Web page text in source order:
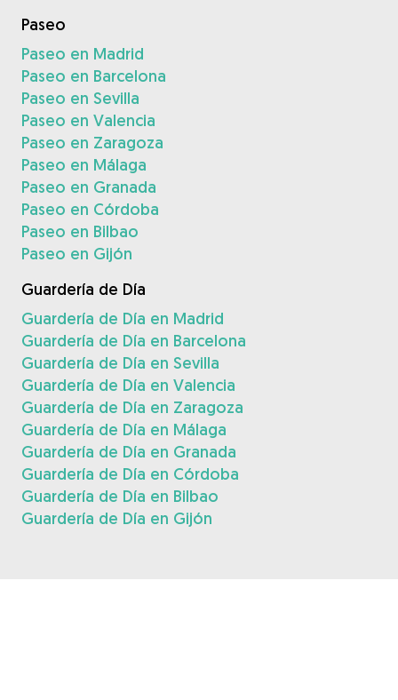
Paseo
Paseo en Madrid
Paseo en Barcelona
Paseo en Sevilla
Paseo en Valencia
Paseo en Zaragoza
Paseo en Málaga
Paseo en Granada
Paseo en Córdoba
Paseo en Bilbao
Paseo en Gijón
Guardería de Día
Guardería de Día en Madrid
Guardería de Día en Barcelona
Guardería de Día en Sevilla
Guardería de Día en Valencia
Guardería de Día en Zaragoza
Guardería de Día en Málaga
Guardería de Día en Granada
Guardería de Día en Córdoba
Guardería de Día en Bilbao
Guardería de Día en Gijón